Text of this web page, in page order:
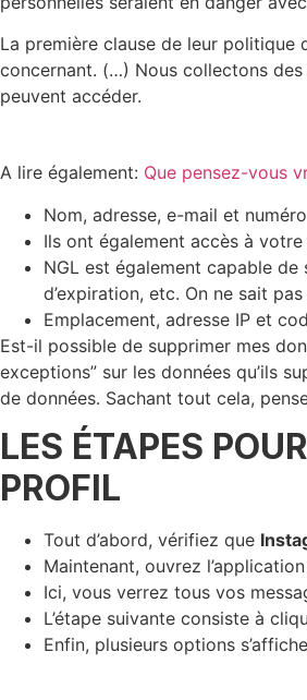
La première clause de leur
concernant. (…) Nous collectons
peuvent accéder.
A lire également: Que pensez-vous
Nom, adresse, e-mail et
Ils ont également accès à
NGL est également capable
d’expiration, etc. On ne sait
Emplacement, adresse IP et
Est-il possible de supprimer mes
exceptions” sur les données qu’ils
de données. Sachant tout cela,
LES ÉTAPES
PROFIL
Tout d’abord, vérifiez que
Maintenant, ouvrez
Ici, vous verrez tous vos
L’étape suivante consiste à
Enfin, plusieurs options